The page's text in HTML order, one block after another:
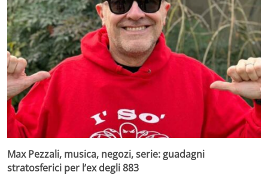
Max Pezzali, musica, negozi, serie: guadagni
stratosferici per l’ex degli 883